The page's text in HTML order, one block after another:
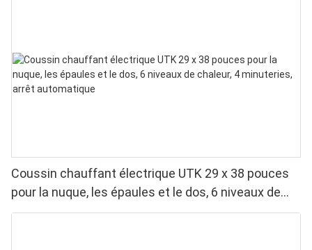
Coussin chauffant électrique UTK 29 x 38 pouces
pour la nuque, les épaules et le dos, 6 niveaux de
chaleur, 4 minuteries, arrêt automatique